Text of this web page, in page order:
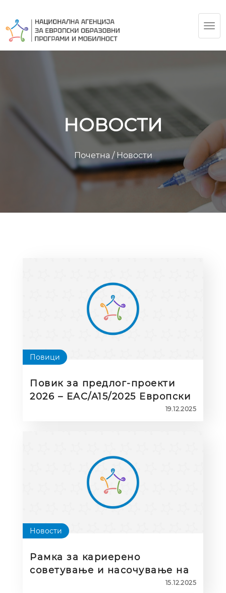
НОВОСТИ
Почетна /Новости
Повици
Повик за предлог-проекти
2026 – EAC/A15/2025 Европски
19.12.2025
Новости
Рамка за кариерено
советување и насочување на
15.12.2025